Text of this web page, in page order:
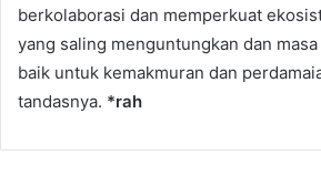
berkolaborasi dan memperkuat
yang saling menguntungkan dan
baik untuk kemakmuran dan
tandasnya. *rah